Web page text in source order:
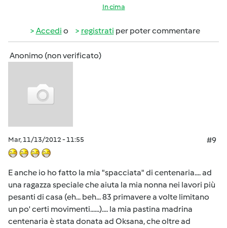
In cima
Accedi o registrati per poter commentare
Anonimo (non verificato)
Mar, 11/13/2012 - 11:55 #9
E anche io ho fatto la mia "spacciata" di centenaria.... ad
una ragazza speciale che aiuta la mia nonna nei lavori più
pesanti di casa (eh... beh... 83 primavere a volte limitano
un po' certi movimenti......).... la mia pastina madrina
centenaria è stata donata ad Oksana, che oltre ad